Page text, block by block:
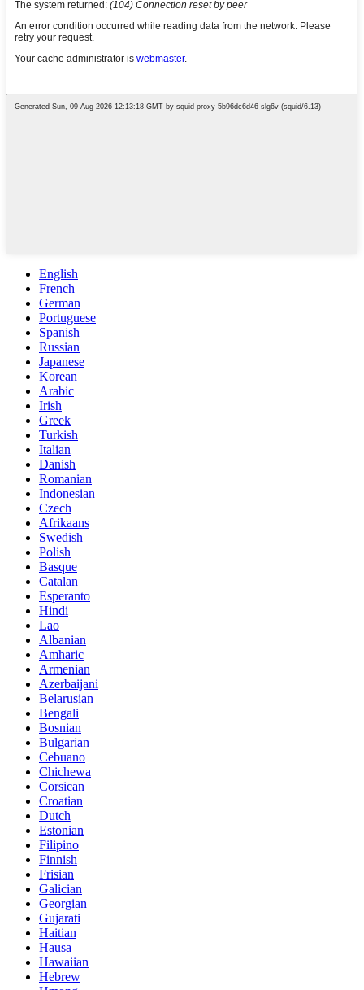
English
French
German
Portuguese
Spanish
Russian
Japanese
Korean
Arabic
Irish
Greek
Turkish
Italian
Danish
Romanian
Indonesian
Czech
Afrikaans
Swedish
Polish
Basque
Catalan
Esperanto
Hindi
Lao
Albanian
Amharic
Armenian
Azerbaijani
Belarusian
Bengali
Bosnian
Bulgarian
Cebuano
Chichewa
Corsican
Croatian
Dutch
Estonian
Filipino
Finnish
Frisian
Galician
Georgian
Gujarati
Haitian
Hausa
Hawaiian
Hebrew